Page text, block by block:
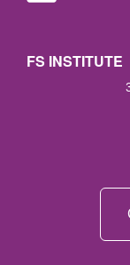
FS INSTITUTE